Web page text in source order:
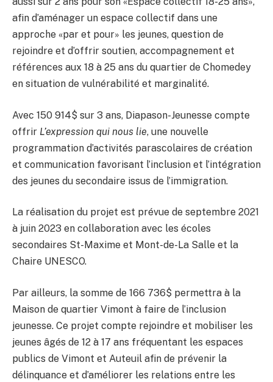
afin d’aménager un espace collectif dans une
approche «par et pour» les jeunes, question de
rejoindre et d’offrir soutien, accompagnement et
références aux 18 à 25 ans du quartier de Chomedey
en situation de vulnérabilité et marginalité.
Avec 150 914$ sur 3 ans, Diapason-Jeunesse compte
offrir L’expression qui nous lie, une nouvelle
programmation d’activités parascolaires de création
et communication favorisant l’inclusion et l’intégration
des jeunes du secondaire issus de l’immigration.
La réalisation du projet est prévue de septembre 2021
à juin 2023 en collaboration avec les écoles
secondaires St-Maxime et Mont-de-La Salle et la
Chaire UNESCO.
Par ailleurs, la somme de 166 736$ permettra à la
Maison de quartier Vimont à faire de l’inclusion
jeunesse. Ce projet compte rejoindre et mobiliser les
jeunes âgés de 12 à 17 ans fréquentant les espaces
publics de Vimont et Auteuil afin de prévenir la
délinquance et d’améliorer les relations entre les